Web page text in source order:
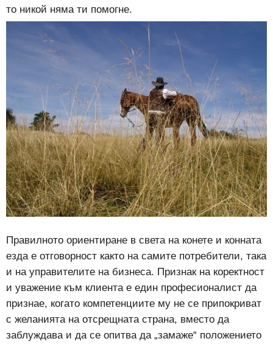
то никой няма ти помогне.
Правилното ориентиране в света на конете и конната
езда е отговорност както на самите потребители, така
и на управителите на бизнеса. Признак на коректност
и уважение към клиента е един професионалист да
признае, когато компетенциите му не се припокриват
с желанията на отсрещната страна, вместо да
заблуждава и да се опитва да „замаже“ положението